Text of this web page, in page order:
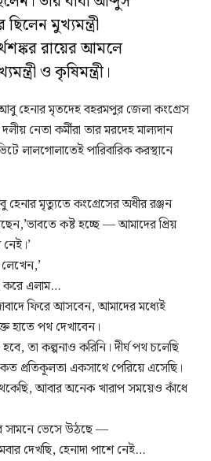
ছিলেন মুখ্যমন্ত্রী
রায়ের আমলে
ও কৃষিমন্ত্রী।
হেনার মৃতদেহ বহরমপুর জেলা কংগ্রেস
নেতা কর্মীরা তার মরদেহ মাল্যদান
লালগোলাতেই পারিবারিক করস্থানে
হেনার মৃত্যুতে কংগ্রেসের অধীর রঞ্জন
কষ্ট হচ্ছে — আমাদের প্রিয়
লেখেন,’
করে এলাম…
ফিরে আসবেন, আমাদের মধ্যেই
পথ দেখাবেন।
তা কল্পনাও করিনি। দীর্ঘ পথ চলেছি
প্রতিকূলতা একসাথে পেরিয়ে এসেছি।
আবার অনেক খারাপ সময়েও কাঁধে
সামনে ভেসে উঠছে —
দেখছি, হেনাদা পাশে নেই…